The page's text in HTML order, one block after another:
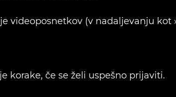
videoposnetkov (v nadaljevanju kot
korake, če se želi uspešno prijaviti.